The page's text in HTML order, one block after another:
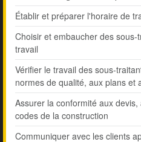
Établir et préparer l'horaire de
Choisir et embaucher des
travail
Vérifier le travail des sous-
normes de qualité, aux plans et
Assurer la conformité aux
codes de la construction
Communiquer avec les clients